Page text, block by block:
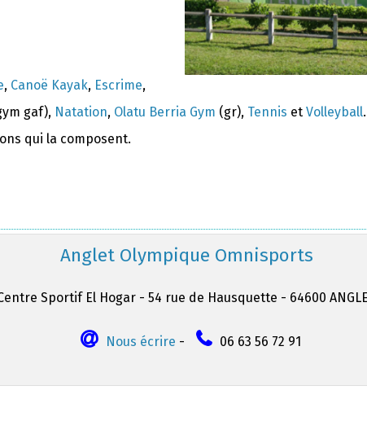
, Canoë Kayak, Escrime,
gaf), Natation, Olatu Berria Gym (gr), Tennis et Volleyball.
qui la composent.
Anglet Olympique Omnisports
Sportif El Hogar - 54 rue de Hausquette - 64600
Nous écrire - 06 63 56 72 91